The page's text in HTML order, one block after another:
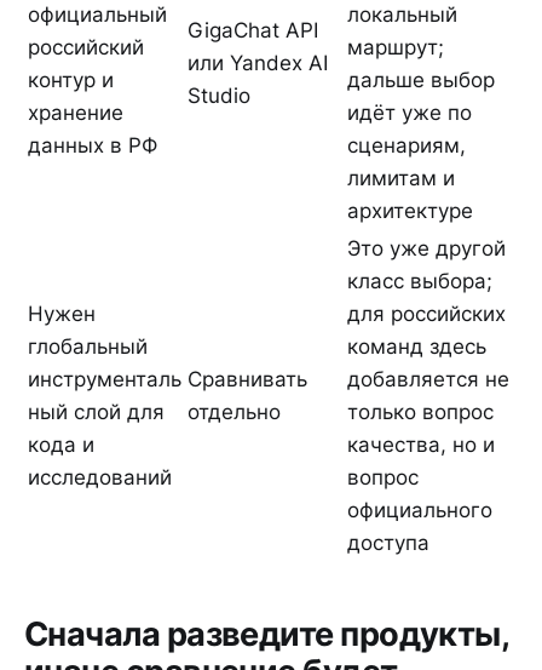
официальный
российский
контур и
хранение
данных в РФ
GigaChat API
или Yandex AI
Studio
локальный
маршрут;
дальше выбор
идёт уже по
сценариям,
лимитам и
архитектуре
Нужен
глобальный
инструменталь
ный слой для
кода и
исследований
Сравнивать
отдельно
Это уже другой
класс выбора;
для российских
команд здесь
добавляется не
только вопрос
качества, но и
вопрос
официального
доступа
Сначала разведите продукты,